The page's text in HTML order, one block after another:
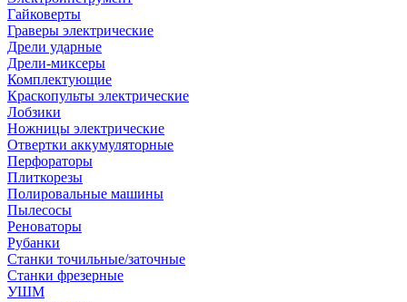
Гайковерты
Граверы электрические
Дрели ударные
Дрели-миксеры
Комплектующие
Краскопульты электрические
Лобзики
Ножницы электрические
Отвертки аккумуляторные
Перфораторы
Плиткорезы
Полировальные машины
Пылесосы
Реноваторы
Рубанки
Станки точильные/заточные
Станки фрезерные
УШМ